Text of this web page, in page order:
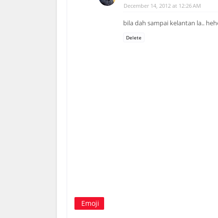
December 14, 2012 at 12:26 AM
bila dah sampai kelantan la..
Delete
Emoji